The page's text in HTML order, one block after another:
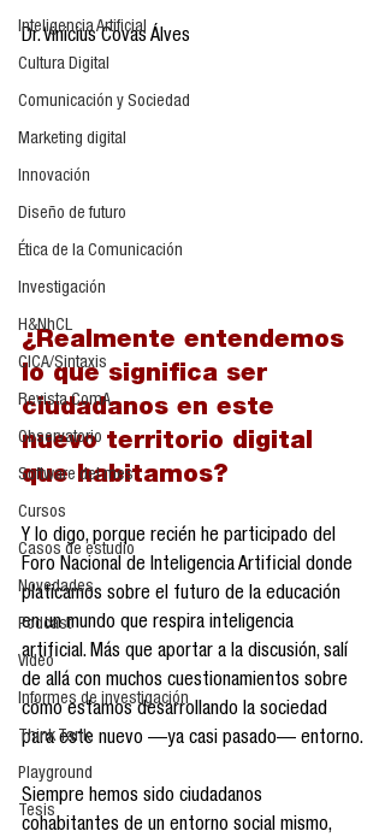
Inteligencia Artificial
Cultura Digital
Comunicación y Sociedad
Marketing digital
Innovación
Diseño de futuro
Ética de la Comunicación
Investigación
H&NhCL
CICA/Sintaxis
Revista ComA
Observatorio
Software del mes
Cursos
Casos de estudio
Novedades
Podcast
Video
Informes de investigación
Think Tank
Playground
Tesis
Dr. Vinicius Covas Álves
¿Realmente entendemos
lo que significa ser
ciudadanos en este
nuevo territorio digital
que habitamos?
Y lo digo, porque recién he participado del
Foro Nacional de Inteligencia Artificial donde
platicamos sobre el futuro de la educación
en un mundo que respira inteligencia
artificial. Más que aportar a la discusión, salí
de allá con muchos cuestionamientos sobre
cómo estamos desarrollando la sociedad
para este nuevo —ya casi pasado— entorno.
Siempre hemos sido ciudadanos
cohabitantes de un entorno social mismo,